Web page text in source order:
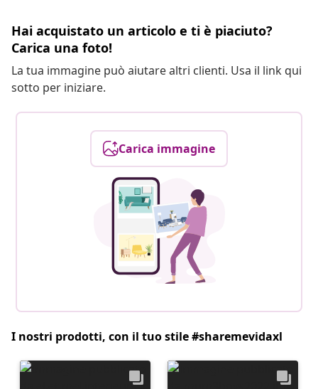
Hai acquistato un articolo e ti è piaciuto?
Carica una foto!
La tua immagine può aiutare altri clienti. Usa il link qui
sotto per iniziare.
Carica immagine
I nostri prodotti, con il tuo stile #sharemevidaxl